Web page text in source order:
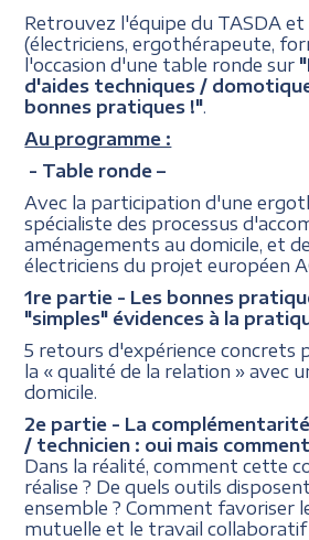
Retrouvez l'équipe du TASDA et
(électriciens, ergothérapeute,
l'occasion d'une table ronde sur
d'aides techniques /
bonnes pratiques !"
Au programme :
- Table ronde –
Avec la participation d'une
spécialiste des processus
aménagements au domicile, et
électriciens du projet européen
1re partie - Les bonnes
"simples" évidences à la
5 retours d'expérience concrets
la « qualité de la relation » avec
domicile.
2e partie - La
/ technicien : oui mais
Dans la réalité, comment cette
réalise ? De quels outils
ensemble ? Comment favoriser
mutuelle et le travail collaboratif